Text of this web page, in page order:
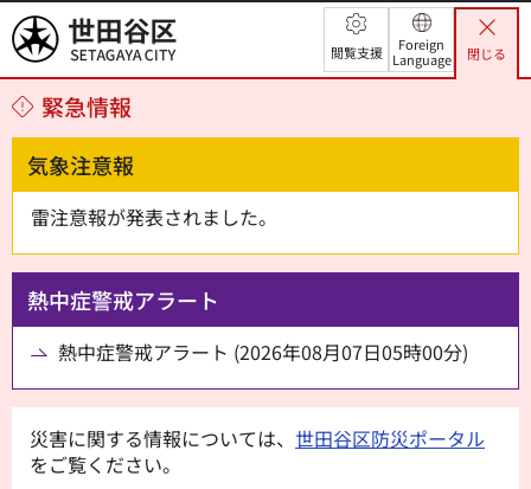
世田谷区 閲覧支援
Foreign
Language
閉じる
緊急情報
気象注意報
雷注意報が発表されました。
熱中症警戒アラート
熱中症警戒アラート (2026年08月07日05時00分)
災害に関する情報については、 世田谷区防災ポータル
をご覧ください。